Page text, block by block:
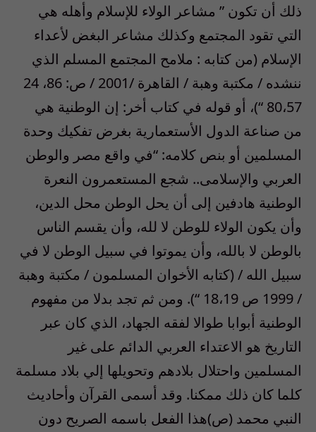
ذلك أن تكون ” مشاعر الولاء للإسلام وأهله هي
التي تقود المجتمع وكذلك مشاعر البغض لأعداء
الإسلام (من كتابه : ملامح المجتمع المسلم الذي
ننشده / مكتبة وهبة / القاهرة /2001 / ص: 86، 24
80،57 “)، أو قوله في كتاب أخر: إن الوطنية هي
من صناعة الدول الأستعمارية بغرض تفكيك وحدة
المسلمين أو بنص كلامه: “في واقع مصر والوطن
العربي والإسلامى.. شجع المستعمرون النعرة
الوطنية هادفين إلى أن يحل الوطن محل الدين،
وأن يكون الولاء للوطن لا لله، وأن يقسم الناس
بالوطن لا بالله، وأن يموتوا في سبيل الوطن لا في
سبيل الله / (كتابه الأخوان المسلمون / مكتبة وهبة
/ 1999 ص 18،19 “). ومن ثم تجد بدلا من مفهوم
الوطنية أبوابا طوالا لفقه الجهاد، الذي كان عبر
التاريخ هو الاعتداء العربي الدائم على غير
المسلمين واحتلال بلادهم وتحويلها إلي بلاد مسلمة
كلما كان ذلك ممكنا. وقد أسمى القرآن وأحاديث
النبي محمد (ص)هذا الفعل باسمه الصريح دون